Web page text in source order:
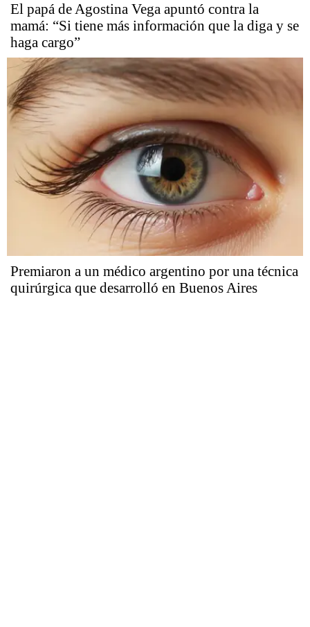
El papá de Agostina Vega apuntó contra la
mamá: “Si tiene más información que la diga y se
haga cargo”
Premiaron a un médico argentino por una técnica
quirúrgica que desarrolló en Buenos Aires